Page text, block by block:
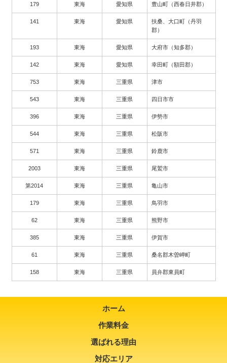
179 東海 愛知県 豊山町（西春日井郡）
141 東海 愛知県
扶桑、大口町（丹羽
郡）
193 東海 愛知県 大府市（知多郡）
142 東海 愛知県 幸田町（額田郡）
753 東海 三重県 津市
543 東海 三重県 四日市市
396 東海 三重県 伊勢市
544 東海 三重県 松阪市
571 東海 三重県 鈴鹿市
2003 東海 三重県 尾鷲市
第2014 東海 三重県 亀山市
179 東海 三重県 鳥羽市
62 東海 三重県 熊野市
385 東海 三重県 伊賀市
61 東海 三重県 桑名郡木曽岬町
158 東海 三重県 員弁郡東員町
ホーム
作業料金
選ばれる理由
対応エリア